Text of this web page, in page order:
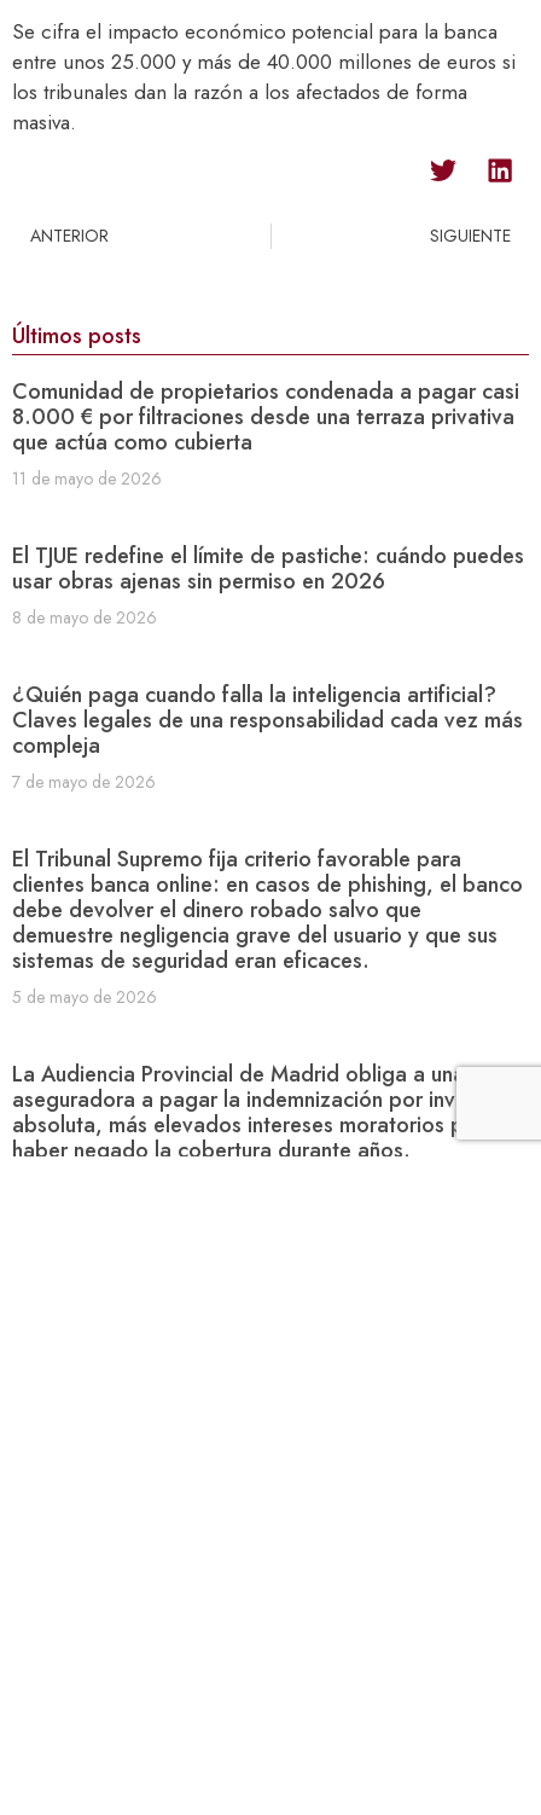
Se cifra el impacto económico potencial para la banca
entre unos 25.000 y más de 40.000 millones de euros si
los tribunales dan la razón a los afectados de forma
masiva.
ANTERIOR SIGUIENTE
Últimos posts
Comunidad de propietarios condenada a pagar casi
8.000 € por filtraciones desde una terraza privativa
que actúa como cubierta
11 de mayo de 2026
El TJUE redefine el límite de pastiche: cuándo puedes
usar obras ajenas sin permiso en 2026
8 de mayo de 2026
¿Quién paga cuando falla la inteligencia artificial?
Claves legales de una responsabilidad cada vez más
compleja
7 de mayo de 2026
El Tribunal Supremo fija criterio favorable para
clientes banca online: en casos de phishing, el banco
debe devolver el dinero robado salvo que
demuestre negligencia grave del usuario y que sus
sistemas de seguridad eran eficaces.
5 de mayo de 2026
La Audiencia Provincial de Madrid obliga a una
aseguradora a pagar la indemnización por invalidez
absoluta, más elevados intereses moratorios por
haber negado la cobertura durante años.